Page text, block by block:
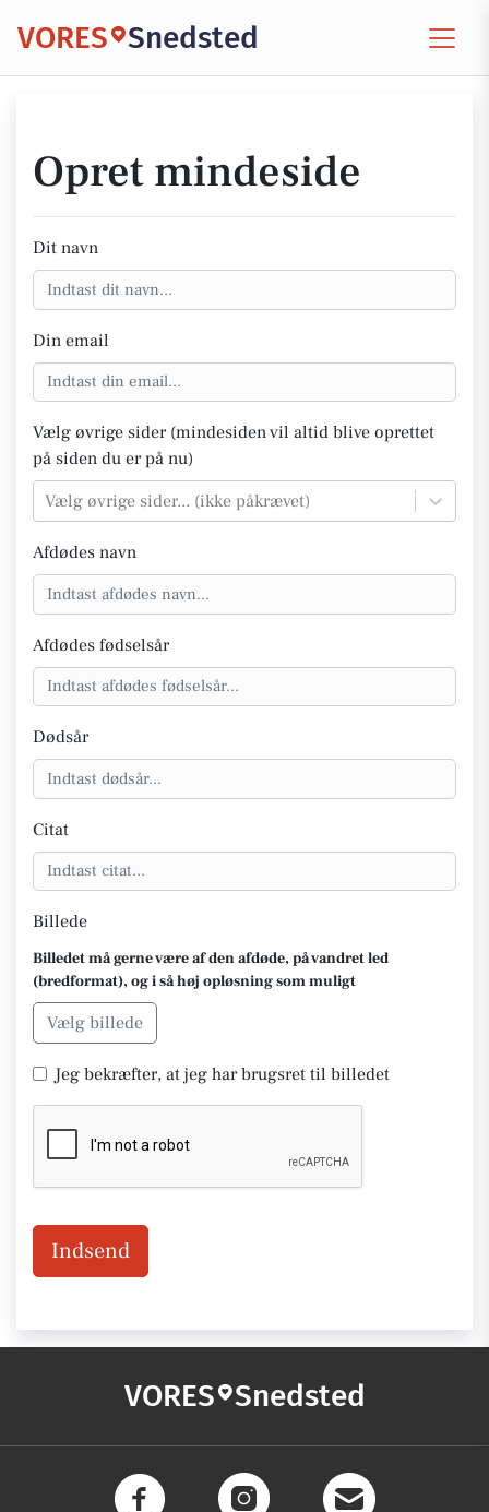
VORES Snedsted
Opret mindeside
Dit navn
Din email
Vælg øvrige sider (mindesiden vil altid blive oprettet
på siden du er på nu)
Vælg øvrige sider... (ikke påkrævet)
Afdødes navn
Afdødes fødselsår
Dødsår
Citat
Billede
Billedet må gerne være af den afdøde, på vandret led
(bredformat), og i så høj opløsning som muligt
Vælg billede
Jeg bekræfter, at jeg har brugsret til billedet
Indsend
VORES Snedsted